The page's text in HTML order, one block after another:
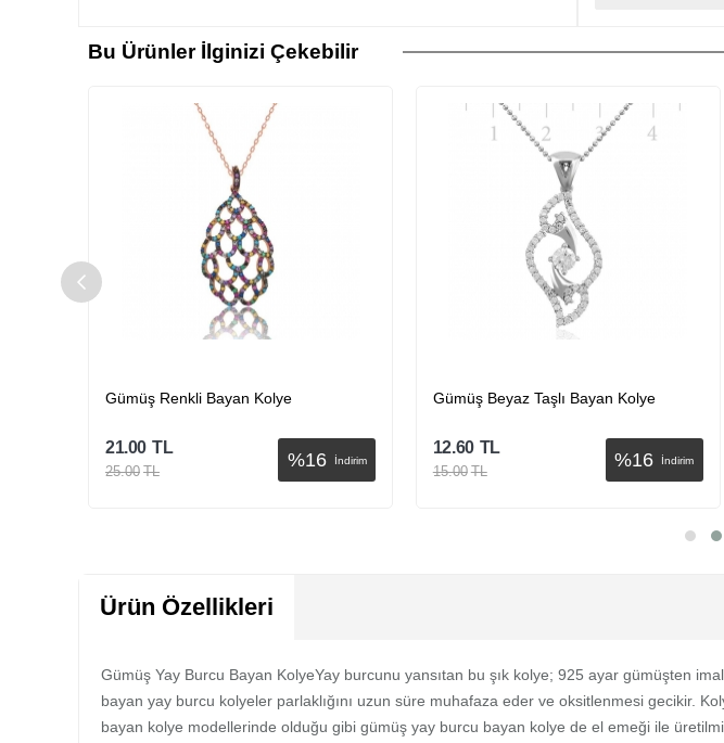
Bu Ürünler İlginizi Çekebilir
Gümüş Renkli Bayan Kolye
%16 İndirim
21.00 TL
25.00 TL
Gümüş Beyaz Taşlı Bayan Kolye
%16 İndirim
12.60 TL
15.00 TL
Ürün Özellikleri
Gümüş Yay Burcu Bayan KolyeYay burcunu yansıtan bu şık kolye; 925 ayar gümüşten
bayan yay burcu kolyeler parlaklığını uzun süre muhafaza eder ve oksitlenmesi gecikir.
bayan kolye modellerinde olduğu gibi gümüş yay burcu bayan kolye de el emeği ile